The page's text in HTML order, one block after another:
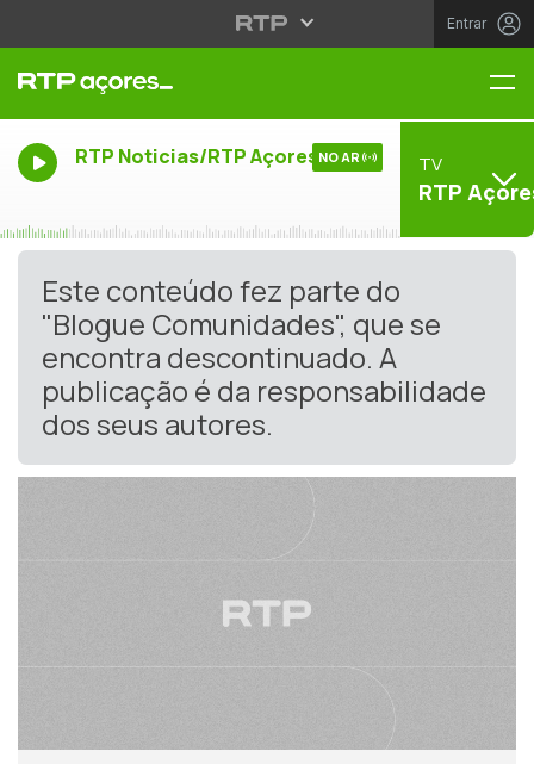
Entrar
RTP Noticias/RTP Açores NO AR TV
RTP
Este conteúdo fez parte do
"Blogue Comunidades", que se
encontra descontinuado. A
publicação é da responsabilidade
dos seus autores.